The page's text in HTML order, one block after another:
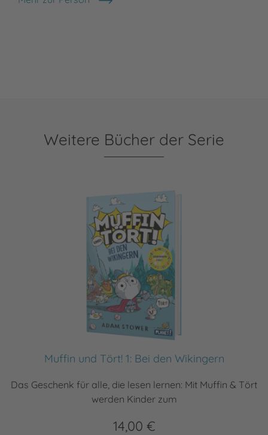
Adam Stower
Weitere Bücher der Serie
Muffin und Tört! 1: Bei den Wikingern
Das Geschenk für alle, die lesen lernen: Mit Muffin & Tört
werden Kinder zum
14,00 €